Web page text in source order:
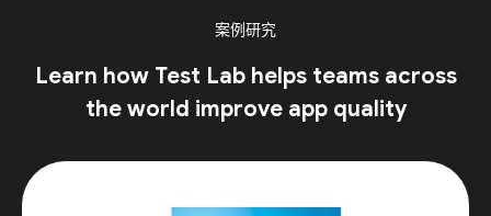
案例研究
Learn how Test Lab helps teams across
the world improve app quality